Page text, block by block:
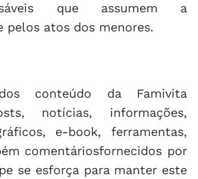
que assumem a
pelos atos dos menores.
conteúdo da Famivita
notícias, informações,
e-book, ferramentas,
comentáriosfornecidos por
se esforça para manter este